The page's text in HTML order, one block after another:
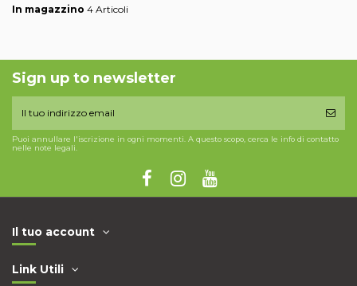
In magazzino 4 Articoli
Sign up to newsletter
Puoi annullare l'iscrizione in ogni momenti. A questo scopo, cerca le info di contatto
nelle note legali.
Il tuo account
Link Utili